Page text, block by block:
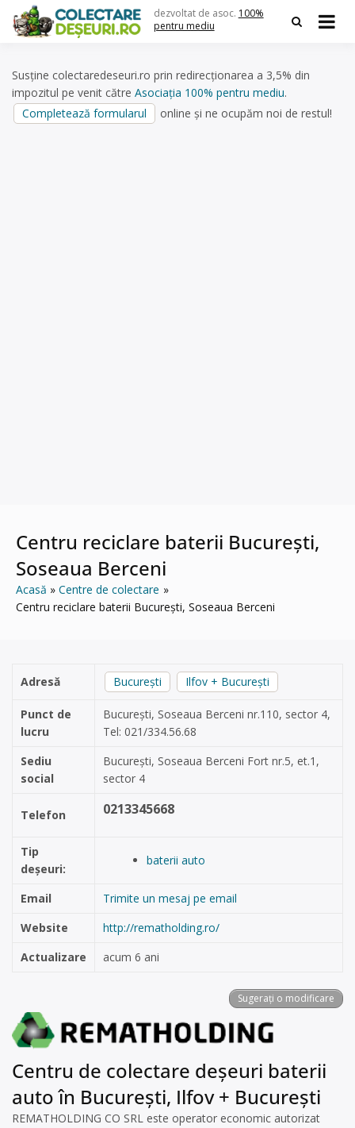
content
dezvoltat de asoc. 100%
pentru mediu
Susține colectaredeseuri.ro prin redirecționarea a 3,5% din
impozitul pe venit către Asociația 100% pentru mediu.
Completează formularul
online și ne ocupăm noi de restul!
Centru reciclare baterii București,
Soseaua Berceni
Acasă
Centre de colectare
Centru reciclare baterii București, Soseaua Berceni
Adresă București Ilfov + București
Punct de
lucru
București, Soseaua Berceni nr.110, sector 4,
Tel: 021/334.56.68
Sediu
social
București, Soseaua Berceni Fort nr.5, et.1,
sector 4
Telefon 0213345668
Tip
deșeuri:
baterii auto
Email
Trimite un mesaj pe email
Website
http://rematholding.ro/
Actualizare
acum 6 ani
Sugerați o modificare
Centru de colectare deșeuri baterii
auto în București, Ilfov + București
REMATHOLDING CO SRL este operator economic autorizat